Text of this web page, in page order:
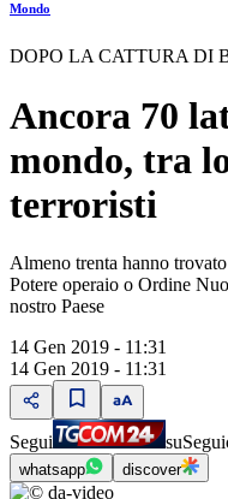
Mondo
DOPO LA CATTURA DI
Ancora 70
mondo, tra
terroristi
Almeno trenta hanno
Potere operaio o Ordine
nostro Paese
14 Gen 2019 - 11:31
14 Gen 2019 - 11:31
Segui su
whatsapp discover